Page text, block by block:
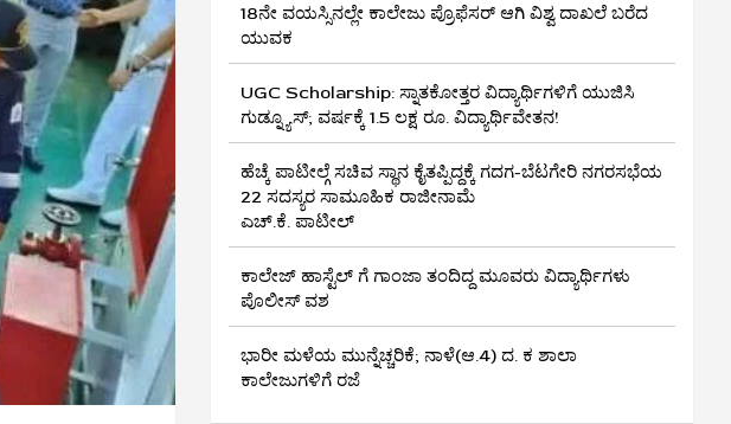
18ನೇ ವಯಸ್ಸಿನಲ್ಲೇ ಕಾಲೇಜು ಪ್ರೊಫೆಸರ್ ಆಗಿ ವಿಶ್ವ ದಾಖಲೆ ಬರೆದ
ಯುವಕ
UGC Scholarship: ಸ್ನಾತಕೋತ್ತರ ವಿದ್ಯಾರ್ಥಿಗಳಿಗೆ ಯುಜಿಸಿ
ಗುಡ್ನ್ಯೂಸ್; ವರ್ಷಕ್ಕೆ 1.5 ಲಕ್ಷ ರೂ. ವಿದ್ಯಾರ್ಥಿವೇತನ!
ಹೆಚ್ಕೆ ಪಾಟೀಲ್ಗೆ ಸಚಿವ ಸ್ಥಾನ ಕೈತಪ್ಪಿದ್ದಕ್ಕೆ ಗದಗ-ಬೆಟಗೇರಿ ನಗರಸಭೆಯ
22 ಸದಸ್ಯರ ಸಾಮೂಹಿಕ ರಾಜೀನಾಮೆ
ಎಚ್.ಕೆ. ಪಾಟೀಲ್
ಕಾಲೇಜ್ ಹಾಸ್ಟೆಲ್ ಗೆ ಗಾಂಜಾ ತಂದಿದ್ದ ಮೂವರು ವಿದ್ಯಾರ್ಥಿಗಳು
ಪೊಲೀಸ್ ವಶ
ಭಾರೀ ಮಳೆಯ ಮುನ್ನೆಚ್ಚರಿಕೆ; ನಾಳೆ(ಆ.4) ದ. ಕ ಶಾಲಾ
ಕಾಲೇಜುಗಳಿಗೆ ರಜೆ